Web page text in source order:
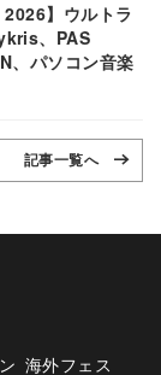
】ウルトラ
、PAS
、パソコン音楽
記事一覧へ
海外フェス